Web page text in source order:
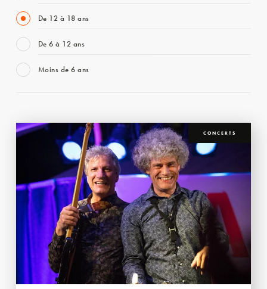
De 12 à 18 ans
De 6 à 12 ans
Moins de 6 ans
CONCERTS